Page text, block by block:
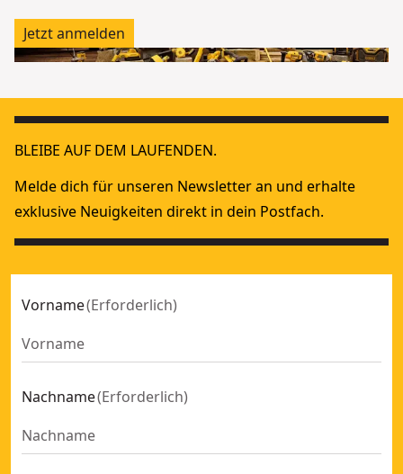
Jetzt anmelden
BLEIBE AUF DEM LAUFENDEN.
Melde dich für unseren Newsletter an und erhalte
exklusive Neuigkeiten direkt in dein Postfach.
Vorname(Erforderlich)
Nachname(Erforderlich)